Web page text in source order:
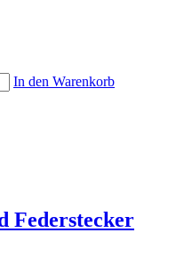
In den Warenkorb
Federstecker